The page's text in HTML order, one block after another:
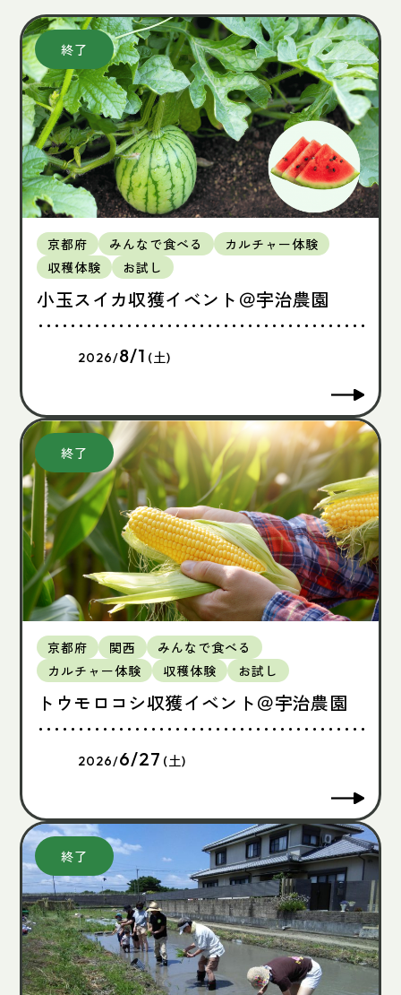
京都府 みんなで食べる
カルチャー体験
収穫体験
お試し
小玉スイカ収獲イベント＠宇治農園
2026/8/1 (土)
京都府 関西
みんなで食べる
カルチャー体験
収穫体験 お試し
トウモロコシ収獲イベント＠宇治農園
2026/6/27 (土)